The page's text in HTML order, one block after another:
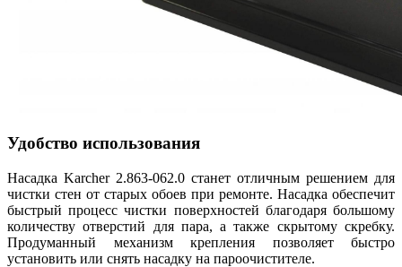
Удобство использования
Насадка Karcher 2.863-062.0 станет отличным решением для
чистки стен от старых обоев при ремонте. Насадка обеспечит
быстрый процесс чистки поверхностей благодаря большому
количеству отверстий для пара, а также скрытому скребку.
Продуманный механизм крепления позволяет быстро
установить или снять насадку на пароочистителе.